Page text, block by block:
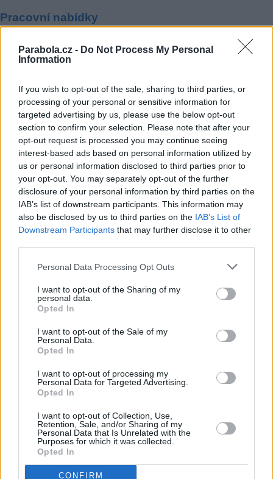
Parabola.cz - Do Not Process My Personal
Information
If you wish to opt-out of the sale, sharing to third parties, or
processing of your personal or sensitive information for
targeted advertising by us, please use the below opt-out
section to confirm your selection. Please note that after your
opt-out request is processed you may continue seeing
interest-based ads based on personal information utilized by
us or personal information disclosed to third parties prior to
your opt-out. You may separately opt-out of the further
disclosure of your personal information by third parties on the
IAB’s list of downstream participants. This information may
also be disclosed by us to third parties on the IAB’s List of
Downstream Participants that may further disclose it to other
Personal Data Processing Opt Outs
I want to opt-out of the Sharing of my
personal data.
Opted In
I want to opt-out of the Sale of my
Personal Data.
Opted In
I want to opt-out of processing my
Personal Data for Targeted Advertising.
Opted In
I want to opt-out of Collection, Use,
Retention, Sale, and/or Sharing of my
Personal Data that Is Unrelated with the
Purposes for which it was collected.
Opted In
CONFIRM
Pracovní nabídky
Bosch Powertrain s.r.o. Jihlava • CNC operátor• mzda
Kč • náborový bonus 50.000 Kč • příspěvek na ubytování (Jihlava,
Jihlava)
06.08.2026 - Bosch Powertrain s.r.o. Jihlava • práce ve skladu • mzda
48.400 Kč • náborový bonus 50.000 Kč • ubytování (Jihlava, okres
06.08.2026 -Bosch Powertrain s.r.o. Jihlava • střídač • mzda 48.400
příspěvek na ubytování (Jihlava, okres Jihlava)
06.08.2026 -Bosch Powertrain s.r.o. • seřizování strojů • mzda
náborový bonus 100.000 Kč • ubytování (Jihlava, okres Jihlava)
... další nabídky zaměstnání
Vybrané články
Prima sport - co nabídne v prvním
Dovolená u moře•Bazény